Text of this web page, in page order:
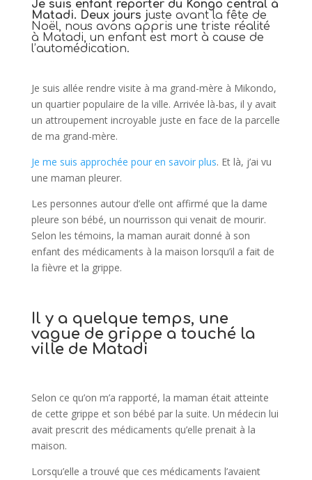
Je suis enfant reporter du Kongo central à
Matadi. Deux jours juste avant la fête de
Noël, nous avons appris une triste réalité
à Matadi, un enfant est mort à cause de
l’automédication.
Je suis allée rendre visite à ma grand-mère à Mikondo,
un quartier populaire de la ville. Arrivée là-bas, il y avait
un attroupement incroyable juste en face de la parcelle
de ma grand-mère.
Je me suis approchée pour en savoir plus. Et là, j’ai vu
une maman pleurer.
Les personnes autour d’elle ont affirmé que la dame
pleure son bébé, un nourrisson qui venait de mourir.
Selon les témoins, la maman aurait donné à son
enfant des médicaments à la maison lorsqu’il a fait de
la fièvre et la grippe.
Il y a quelque temps, une
vague de grippe a touché la
ville de Matadi
Selon ce qu’on m’a rapporté, la maman était atteinte
de cette grippe et son bébé par la suite. Un médecin lui
avait prescrit des médicaments qu’elle prenait à la
maison.
Lorsqu’elle a trouvé que ces médicaments l’avaient